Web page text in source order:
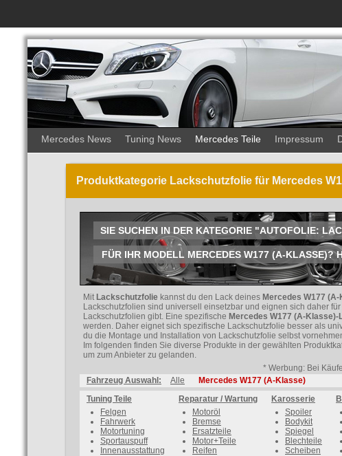
Mercedes News Tuning News Mercedes Teile Impressum
Produktkategorie Lackschutzfolie für Mercedes
SIE SUCHEN IN DER KATEGORIE "AUTOFOLIE:
FÜR IHR MODELL MERCEDES W177 (A-KLASSE)?
Mit Lackschutzfolie kannst du den Lack deines Mercedes W177
Lackschutzfolien sind universell einsetzbar und eignen sich daher
Lackschutzfolien gibt. Eine spezifische Mercedes W177 (A-
werden. Daher eignet sich spezifische Lackschutzfolie besser als
du die Montage und Installation von Lackschutzfolie selbst
Im folgenden finden Sie diverse Produkte in der gewählten
um zum Anbieter zu gelanden.
* Werbung: Bei
Fahrzeug Auswahl:
Alle
Mercedes W177 (A-Klasse)
Tuning Teile
Felgen
Fahrwerk
Motortuning
Sportauspuff
Innenausstattung
Reparatur / Wartung
Motoröl
Bremse
Ersatzteile
Motor+Teile
Reifen
Karosserie
Spoiler
Bodykit
Spiegel
Blechteile
Scheiben